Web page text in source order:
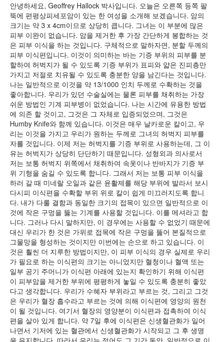
안녕하세요, Geoffrey Hallock 박사입니다. 오늘은 오른쪽 등쪽 팔
뚝에 편평상피세포암이 있는 한 여성을 소개해 보겠습니다. 암의
크기는 약 3 x 4cm이므로 상당히 큽니다. 그녀는 이 부분에 많은
피부 이완이 없습니다. 암을 제거한 후 가장 간단하게 봉합하는 것
은 피부 이식을 하는 것입니다. 구체적으로 말하자면, 분할 두께의
피부 이식편입니다. 이것이 의미하는 바는 기증 부위의 피부를 분
할하여 허벅지가 될 수 있도록 기증 부위가 표피와 얇은 진피층만
가지고 저절로 치유될 수 있도록 충분한 양을 남긴다는 것입니다.
나는 일반적으로 이것을 약 13/1000 인치 두께로 수확하는 것을
좋아합니다. 우리가 있던 수술실에는 물론 피부를 채취하는 가장
쉬운 방법인 기계 피부병이 없었습니다. 나는 시간에 유용한 방법
에 의존 할 것이고, 그것은 그 자체로 입증되었으며, 그것은
Humby Knife와 함께 있습니다. 이것은 매우 날카로운 칼이고, 우
리는 이것을 가지고 우리가 원하는 두께로 그녀의 허벅지 피부를
자를 것입니다. 이제 저는 허벅지를 기증 부위로 사용하는데, 그 이
유는 허벅지가 상당히 단단하기 때문입니다. 성형외과 의사로서
저는 보통 허벅지 위쪽에서 채취하여 속옷이나 반바지가 기증 부
위 기형을 숨길 수 있도록 합니다. 그래서 저는 보통 피부 이식을
하러 갈 때 미네랄 오일과 같은 윤활제를 해당 부위에 발라서 보시
다시피 이식편을 수확할 부위 위로 칼이 쉽게 미끄러지도록 합니
다. 내가 다룰 결함과 동일한 크기의 접목이 있으면 일반적으로 이
것에 작은 구멍을 뚫는 기계를 사용할 것입니다. 이를 메셔라고 합
니다. 그러나 다시 말하지만, 이 경우에는 사용할 수 없었기 때문에
대신 우리가 한 것은 가위로 접목에 작은 구멍을 뚫어 본질적으로
그물망을 형성하는 것이지만 이번에는 손으로 하고 있습니다. 이
것은 훨씬 더 지루한 방법이지만, 이 피부 이식의 경우 실제로 우리
가 필요로 하는 이식편의 크기는 아니었지만 혈청이나 혈액 또는
일부 공기 주머니가 이식편 아래에 있는지 확인하기 위해 이식편
이 피부암을 제거한 부위에 평평하게 놓일 수 있도록 충분히 좋았
다고 생각합니다. 우리가 수혜자 부위라고 부르는 것, 그리고 그것
은 우리가 혈장 흡수라고 부르는 것에 의해 이식편에 영양의 원천
이 될 것입니다. 여기서 혈장의 영양분이 이식편과 접촉하여 이식
편을 살아 있게 합니다. 약 7일 후에 이식편은 신생혈관화가 일어
나면서 기저에 있는 혈관에서 신생혈관화가 시작되고 그 후 생명
을 유지합니다. 따라서 우리는 적어도 그 기간 동안, 일반적으로 이